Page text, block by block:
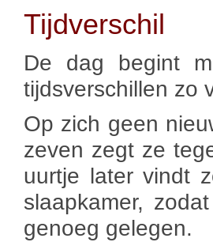
Tijdverschil
De dag begint
tijdsverschillen zo
Op zich geen
zeven zegt ze
uurtje later vindt
slaapkamer,
genoeg gelegen.